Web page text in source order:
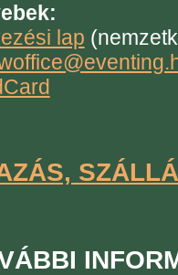
lap